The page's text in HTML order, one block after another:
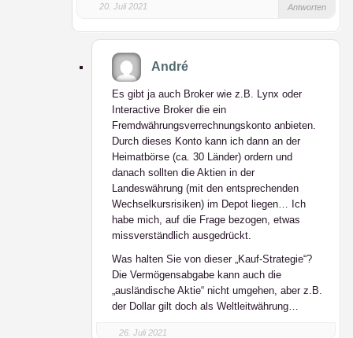
20. Juli 2021 Antworten
André
Es gibt ja auch Broker wie z.B. Lynx oder
Interactive Broker die ein
Fremdwährungsverrechnungskonto anbieten.
Durch dieses Konto kann ich dann an der
Heimatbörse (ca. 30 Länder) ordern und
danach sollten die Aktien in der
Landeswährung (mit den entsprechenden
Wechselkursrisiken) im Depot liegen… Ich
habe mich, auf die Frage bezogen, etwas
missverständlich ausgedrückt.
Was halten Sie von dieser „Kauf-Strategie“?
Die Vermögensabgabe kann auch die
„ausländische Aktie“ nicht umgehen, aber z.B.
der Dollar gilt doch als Weltleitwährung…
26. Juli 2021